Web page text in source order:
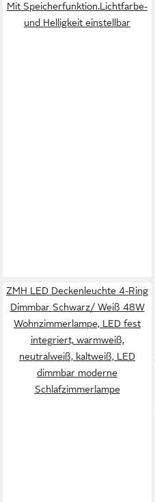
Mit Speicherfunktion.Lichtfarbe-
und Helligkeit einstellbar
ZMH LED Deckenleuchte 4-Ring
Dimmbar Schwarz/ Weiß 48W
Wohnzimmerlampe, LED fest
integriert, warmweiß,
neutralweiß, kaltweiß, LED
dimmbar moderne
Schlafzimmerlampe